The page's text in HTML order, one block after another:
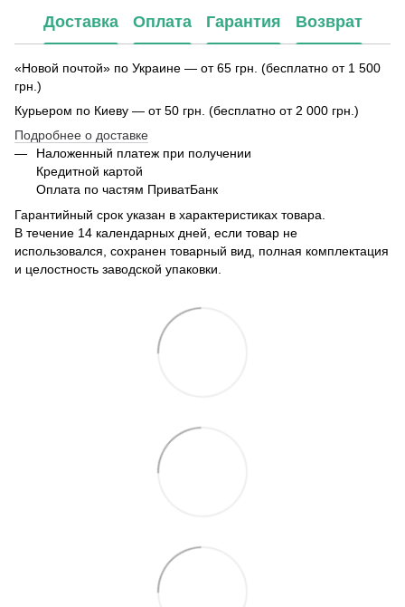
Доставка Оплата Гарантия Возврат
«Новой почтой» по Украине — от 65 грн. (бесплатно от 1 500
грн.)
Курьером по Киеву — от 50 грн. (бесплатно от 2 000 грн.)
Подробнее о доставке
Наложенный платеж при получении
Кредитной картой
Оплата по частям ПриватБанк
Гарантийный срок указан в характеристиках товара.
В течение 14 календарных дней, если товар не
использовался, сохранен товарный вид, полная комплектация
и целостность заводской упаковки.